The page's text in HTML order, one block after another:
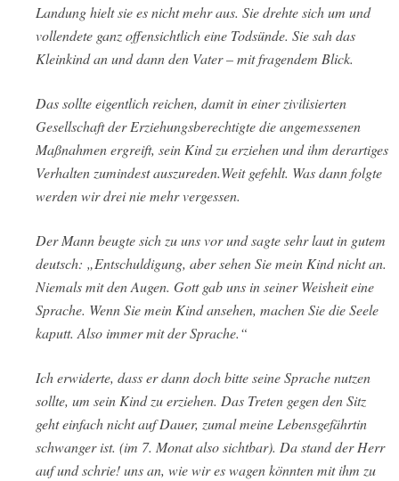
Landung hielt sie es nicht mehr aus. Sie drehte sich um und
vollendete ganz offensichtlich eine Todsünde. Sie sah das
Kleinkind an und dann den Vater – mit fragendem Blick.
Das sollte eigentlich reichen, damit in einer zivilisierten
Gesellschaft der Erziehungsberechtigte die angemessenen
Maßnahmen ergreift, sein Kind zu erziehen und ihm derartiges
Verhalten zumindest auszureden.Weit gefehlt. Was dann folgte
werden wir drei nie mehr vergessen.
Der Mann beugte sich zu uns vor und sagte sehr laut in gutem
deutsch: „Entschuldigung, aber sehen Sie mein Kind nicht an.
Niemals mit den Augen. Gott gab uns in seiner Weisheit eine
Sprache. Wenn Sie mein Kind ansehen, machen Sie die Seele
kaputt. Also immer mit der Sprache.“
Ich erwiderte, dass er dann doch bitte seine Sprache nutzen
sollte, um sein Kind zu erziehen. Das Treten gegen den Sitz
geht einfach nicht auf Dauer, zumal meine Lebensgefährtin
schwanger ist. (im 7. Monat also sichtbar). Da stand der Herr
auf und schrie! uns an, wie wir es wagen könnten mit ihm zu